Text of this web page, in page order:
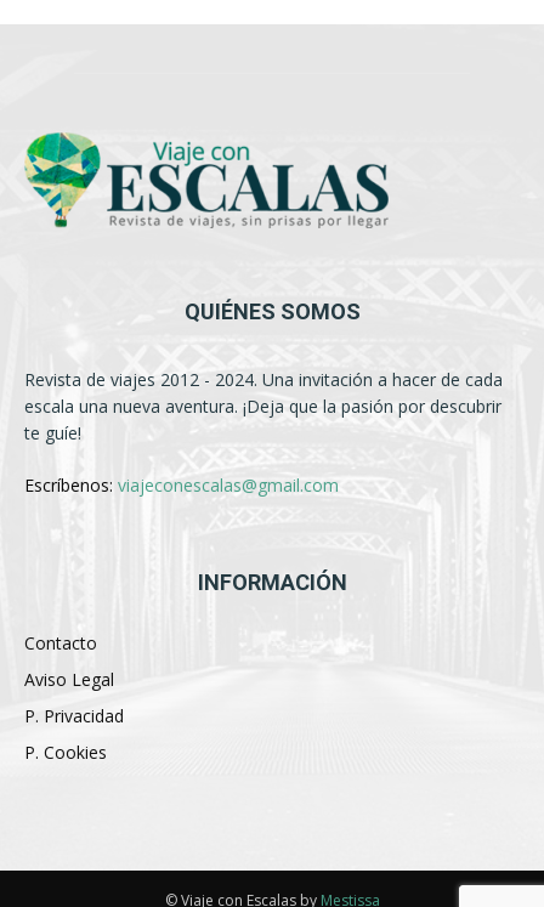
QUIÉNES SOMOS
Revista de viajes 2012 - 2024. Una invitación a hacer de cada
escala una nueva aventura. ¡Deja que la pasión por descubrir
te guíe!
Escríbenos: viajeconescalas@gmail.com
INFORMACIÓN
Contacto
Aviso Legal
P. Privacidad
P. Cookies
© Viaje con Escalas by Mestissa